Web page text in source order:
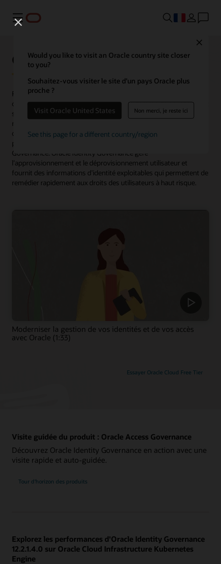
Menu
Would you like to visit an Oracle country site closer
to you?
Souhaitez-vous visiter le site d’un pays Oracle plus
proche ?
Visit Oracle United States Non merci, je reste ici
See this page for a different country/region
Essayer Oracle Cloud Free Tier
Oracle Identity Governance
Fournit une gestion complète du cycle de vie utilisateur et un
contrôle des droits d’accès sur une large gamme de services, tant
sur site que dans le cloud. Prend désormais en charge les
microservices pour découvrir des modèles d'accès communs,
optimiser le contrôle d'accès basé sur les rôles et automatiser le
processus de publication des rôles dans Oracle Identity
Governance. Oracle Identity Governance gère
l’approvisionnement et le déprovisionnement utilisateur et
fournit des informations d’identité exploitables qui permettent de
remédier rapidement aux droits des utilisateurs à haut risque.
Moderniser la gestion de vos identités et de vos accès
avec Oracle (1:33)
Visite guidée du produit : Oracle Access Governance
Découvrez Oracle Identity Governance en action avec une
visite rapide et auto-guidée.
Tour d'horizon des produits
Explorez les performances d'Oracle Identity Governance
12.2.1.4.0 sur Oracle Cloud Infrastructure Kubernetes
Engine